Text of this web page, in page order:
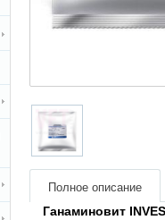
Полное описание
Ганаминовит